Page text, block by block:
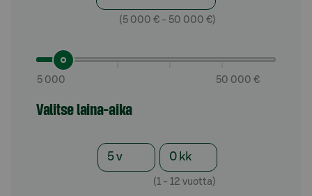
(5 000 € - 50 000 €)
5 000 50 000 €
Valitse laina-aika
(1 - 12 vuotta)